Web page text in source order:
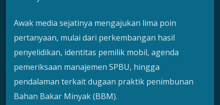
Awak media sejatinya mengajukan lima poin
pertanyaan, mulai dari perkembangan hasil
penyelidikan, identitas pemilik mobil, agenda
pemeriksaan manajemen SPBU, hingga
pendalaman terkait dugaan praktik penimbunan
Bahan Bakar Minyak (BBM).